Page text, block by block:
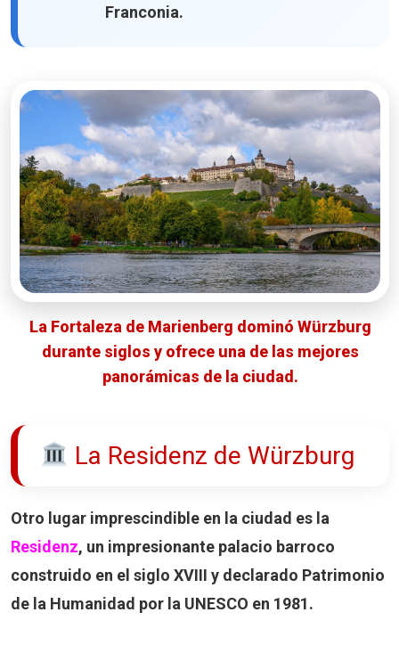
Franconia.
La Fortaleza de Marienberg dominó Würzburg
durante siglos y ofrece una de las mejores
panorámicas de la ciudad.
La Residenz de Würzburg
Otro lugar imprescindible en la ciudad es la
Residenz, un impresionante palacio barroco
construido en el siglo XVIII y declarado Patrimonio
de la Humanidad por la UNESCO en 1981.